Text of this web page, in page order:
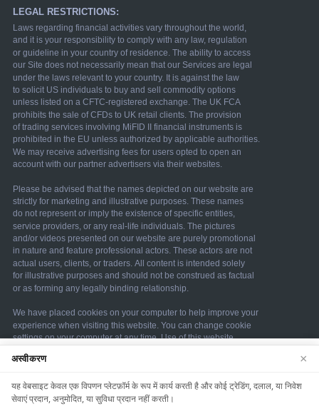
We use cookies to enhance your browsing
experience. By continuing to use our website, you
agree to our use of cookies. See our
अस्वीकरण ×
यह वेबसाइट केवल एक विपणन प्लेटफ़ॉर्म के रूप में कार्य करती है और कोई ट्रेडिंग, दलाल, या निवेश
सेवाएं प्रदान, अनुमोदित, या सुविधा प्रदान नहीं करती।